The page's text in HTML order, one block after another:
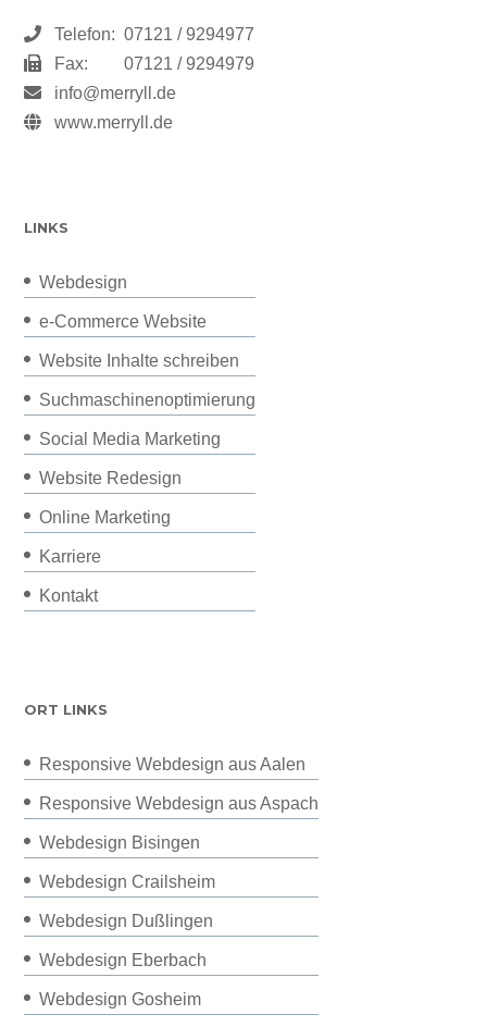
Telefon: 07121 / 9294977
Fax:
07121 / 9294979
info@merryll.de
www.merryll.de
LINKS
Webdesign
e-Commerce Website
Website Inhalte schreiben
Suchmaschinenoptimierung
Social Media Marketing
Website Redesign
Online Marketing
Karriere
Kontakt
ORT LINKS
Responsive Webdesign aus Aalen
Responsive Webdesign aus Aspach
Webdesign Bisingen
Webdesign Crailsheim
Webdesign Dußlingen
Webdesign Eberbach
Webdesign Gosheim